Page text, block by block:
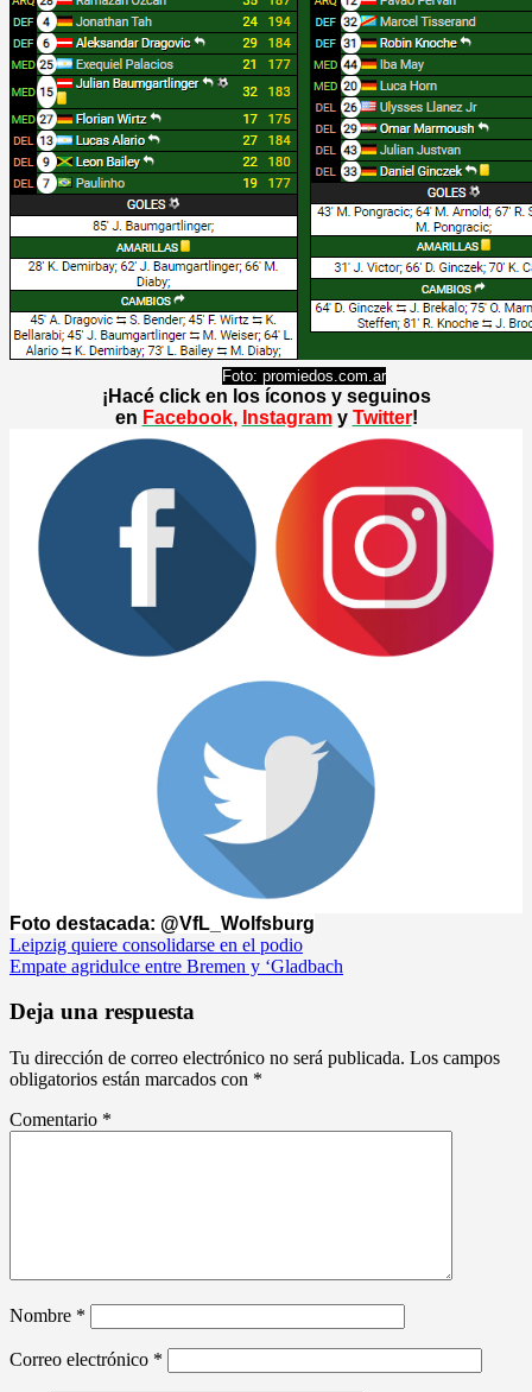
Foto: promiedos.com.ar
¡Hacé click en los íconos y seguinos
en Facebook, Instagramy Twitter!
Foto destacada: @VfL_Wolfsburg
Navegación
de
entradas
Leipzig quiere consolidarse en el podio
Empate agridulce entre Bremen y ‘Gladbach
Deja una respuesta
Tu dirección de correo electrónico no será publicada. Los campos
obligatorios están marcados con *
Comentario *
Nombre *
Correo electrónico *